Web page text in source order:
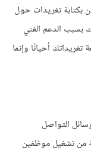
بكتابةتغريداتحول
بسبب الدعم الفني
تغريداتك أحيانًا وإنما
التواصل
منتشغيلموظفين